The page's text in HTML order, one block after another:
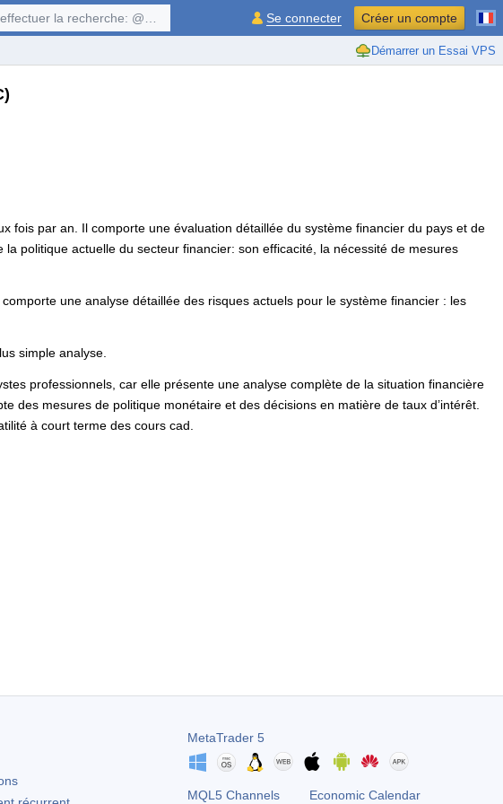
Démarrer un Essai VPS
la recherche: @user, $symbol, ... Se connecter Créer un compte
fois par an. Il comporte une évaluation détaillée du système financier du pays et de
politique actuelle du secteur financier: son efficacité, la nécessité de mesures
une analyse détaillée des risques actuels pour le système financier : les
simple analyse.
professionnels, car elle présente une analyse complète de la situation financière
des mesures de politique monétaire et des décisions en matière de taux d’intérêt.
à court terme des cours cad.
MetaTrader 5
MQL5 Channels Economic Calendar